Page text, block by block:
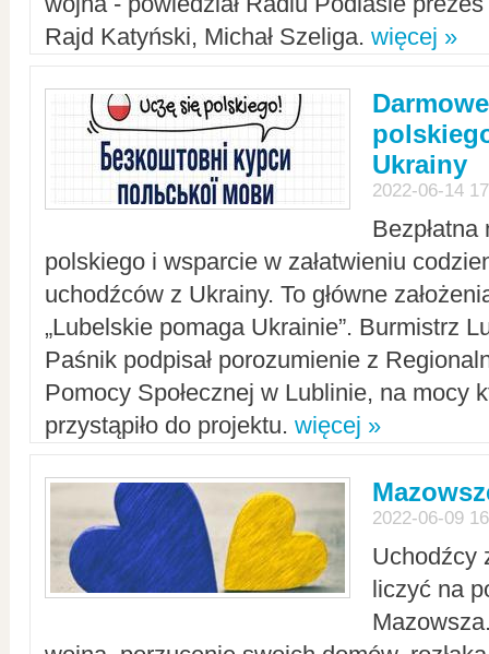
Rajd Katyński, Michał Szeliga. więcej »
Ukrainy
2022-06-14
polskiego i wsparcie w załatwieniu
uchodźców z Ukrainy. To główne
„Lubelskie pomaga Ukrainie”. Burmistrz
Paśnik podpisał porozumienie z
Pomocy Społecznej w Lublinie, na mocy
przystąpiło do projektu. więcej »
2022-06-09
Uchodźcy
liczyć na